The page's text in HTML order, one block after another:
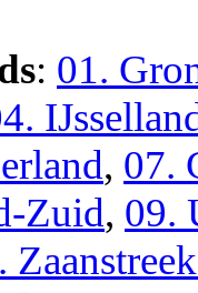
: 01.
, 07.
Zuid, 09.